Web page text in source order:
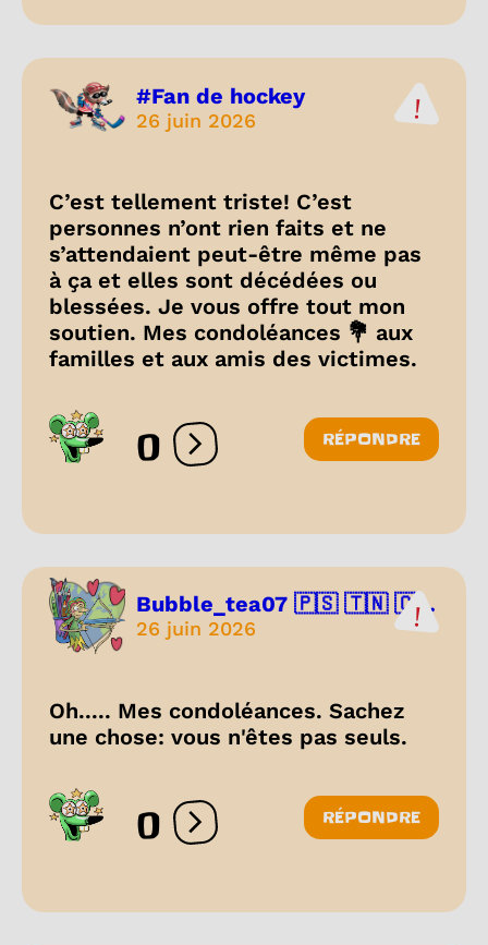
#Fan de hockey
26 juin 2026
C’est tellement triste! C’est
personnes n’ont rien faits et ne
s’attendaient peut-être même pas
à ça et elles sont décédées ou
blessées. Je vous offre tout mon
soutien. Mes condoléances 💐 aux
familles et aux amis des victimes.
0 Ouvrir les réactions
RÉPONDRE
Bubble_tea07 🇵🇸 🇹🇳 🇨...
26 juin 2026
Oh..... Mes condoléances. Sachez
une chose: vous n'êtes pas seuls.
0 Ouvrir les réactions
RÉPONDRE